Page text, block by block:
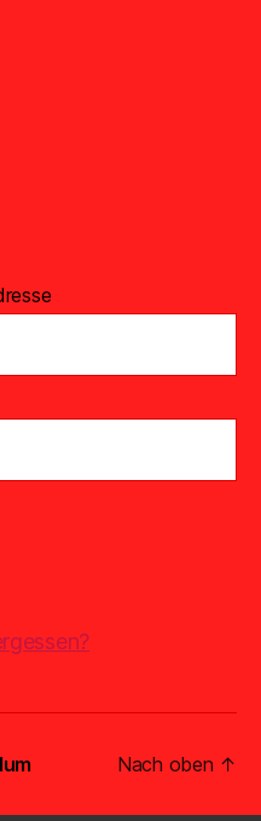
Nach oben ↑